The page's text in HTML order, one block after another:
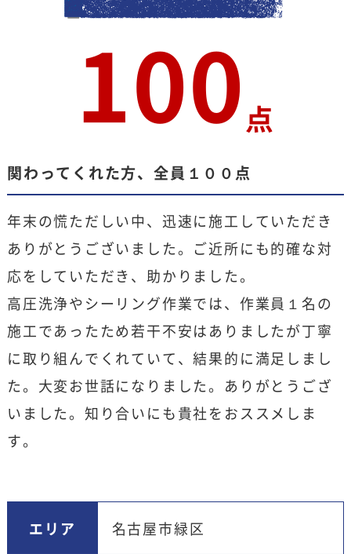
100 点
関わってくれた方、全員１００点
年末の慌ただしい中、迅速に施工していただき
ありがとうございました。ご近所にも的確な対
応をしていただき、助かりました。
高圧洗浄やシーリング作業では、作業員１名の
施工であったため若干不安はありましたが丁寧
に取り組んでくれていて、結果的に満足しまし
た。大変お世話になりました。ありがとうござ
いました。知り合いにも貴社をおススメしま
す。
エリア 名古屋市緑区